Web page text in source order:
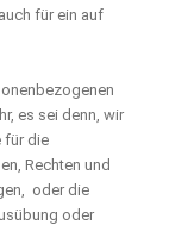
für ein auf
es sei denn, wir
für die
Rechten und
oder die
oder